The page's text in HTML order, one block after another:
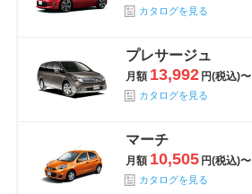
カタログを見る
プレサージュ
月額 13,992 円(税込)〜
カタログを見る
マーチ
月額 10,505 円(税込)〜
カタログを見る